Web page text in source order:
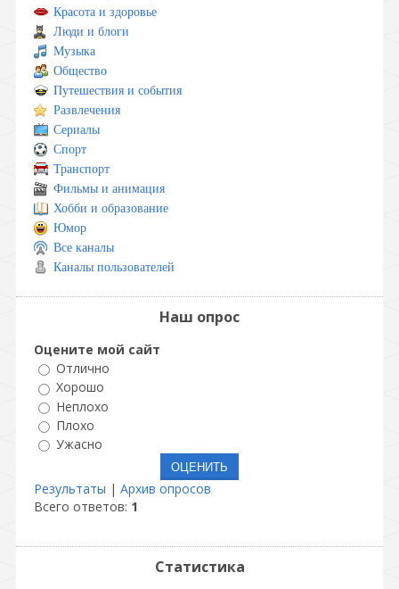
Красота и здоровье
Люди и блоги
Музыка
Общество
Путешествия и события
Развлечения
Сериалы
Спорт
Транспорт
Фильмы и анимация
Хобби и образование
Юмор
Все каналы
Каналы пользователей
Наш опрос
Оцените мой сайт
Отлично
Хорошо
Неплохо
Плохо
Ужасно
Результаты | Архив опросов
Всего ответов: 1
Статистика